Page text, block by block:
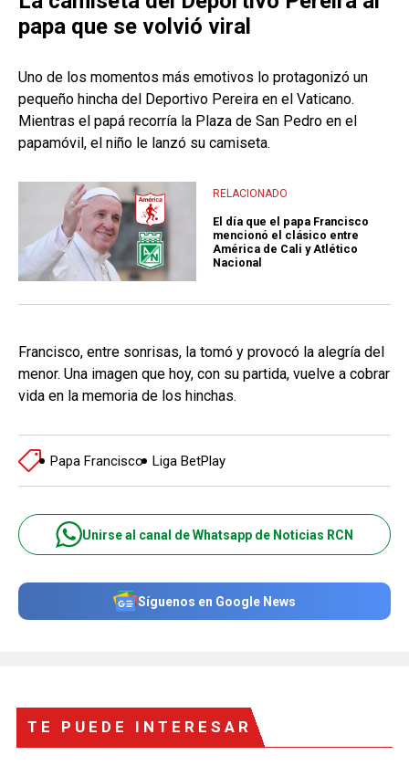
papa que se volvió viral
Uno de los momentos más emotivos lo protagonizó un
pequeño hincha del Deportivo Pereira en el Vaticano.
Mientras el papá recorría la Plaza de San Pedro en el
papamóvil, el niño le lanzó su camiseta.
RELACIONADO
El día que el papa Francisco
mencionó el clásico entre
América de Cali y Atlético
Nacional
Francisco, entre sonrisas, la tomó y provocó la alegría del
menor. Una imagen que hoy, con su partida, vuelve a cobrar
vida en la memoria de los hinchas.
Papa Francisco Liga BetPlay
Unirse al canal de Whatsapp de Noticias RCN
Síguenos en Google News
TE PUEDE INTERESAR